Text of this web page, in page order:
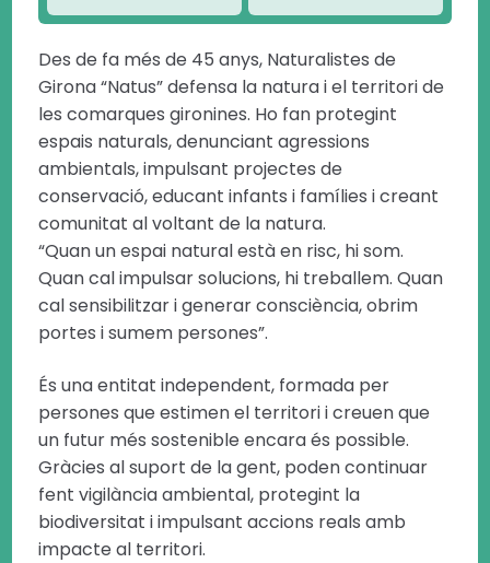
Des de fa més de 45 anys, Naturalistes de
Girona “Natus” defensa la natura i el territori de
les comarques gironines. Ho fan protegint
espais naturals, denunciant agressions
ambientals, impulsant projectes de
conservació, educant infants i famílies i creant
comunitat al voltant de la natura.
“Quan un espai natural està en risc, hi som.
Quan cal impulsar solucions, hi treballem. Quan
cal sensibilitzar i generar consciència, obrim
portes i sumem persones”.
És una entitat independent, formada per
persones que estimen el territori i creuen que
un futur més sostenible encara és possible.
Gràcies al suport de la gent, poden continuar
fent vigilància ambiental, protegint la
biodiversitat i impulsant accions reals amb
impacte al territori.